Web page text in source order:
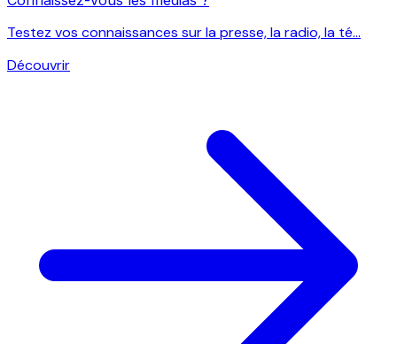
Testez vos connaissances sur la presse, la radio, la té...
Découvrir